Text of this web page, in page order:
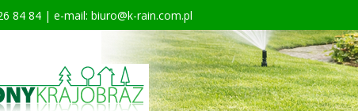
84 84 | e-mail: biuro@k-rain.com.pl